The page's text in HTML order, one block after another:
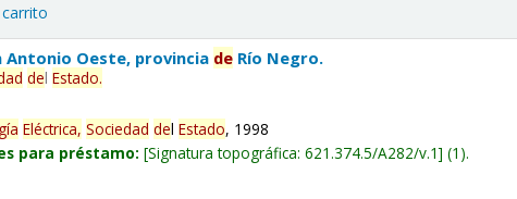
Oeste, provincia de Río Negro.
delEstado.
Eléctrica, Sociedad delEstado, 1998
para préstamo: Signatura topográfica:621.374.5/A282/v.1 (1).